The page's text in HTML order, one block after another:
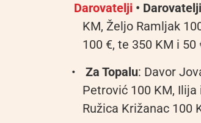
Darovatelji •
KM, Željo Ramljak
100 €, te 350 KM i
•
Za Topalu: Davor
Petrović 100 KM,
Ružica Križanac 100